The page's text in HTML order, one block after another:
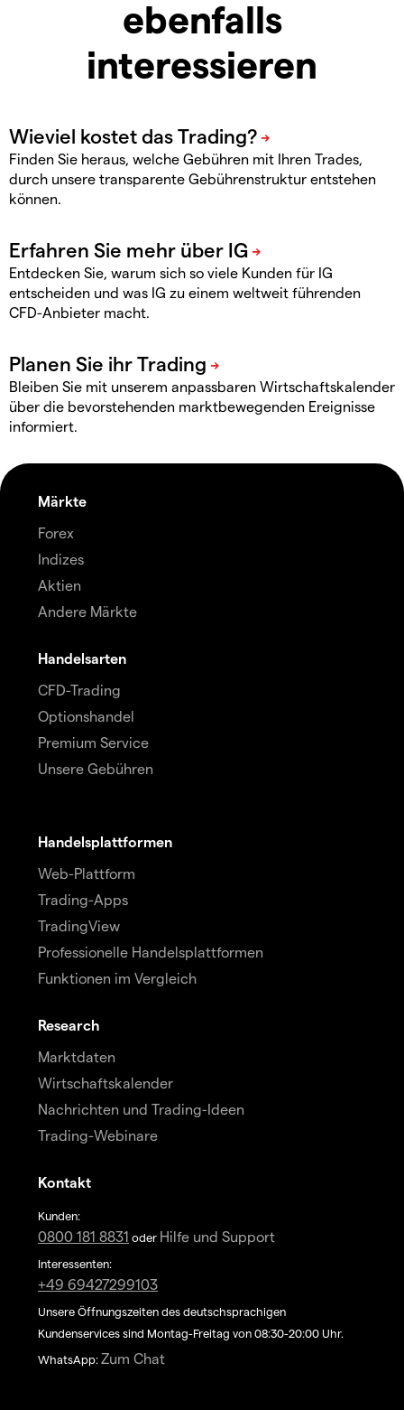
ebenfalls
interessieren
Finden Sie heraus, welche Gebühren mit Ihren Trades,
durch unsere transparente Gebührenstruktur entstehen
können.
Entdecken Sie, warum sich so viele Kunden für IG
entscheiden und was IG zu einem weltweit führenden
CFD-Anbieter macht.
Bleiben Sie mit unserem anpassbaren Wirtschaftskalender
über die bevorstehenden marktbewegenden Ereignisse
informiert.
Märkte
Forex
Indizes
Aktien
Andere Märkte
Handelsarten
CFD-Trading
Optionshandel
Premium Service
Unsere Gebühren
Handelsplattformen
Web-Plattform
Trading-Apps
TradingView
Professionelle Handelsplattformen
Funktionen im Vergleich
Research
Marktdaten
Wirtschaftskalender
Nachrichten und Trading-Ideen
Trading-Webinare
Kontakt
Kunden:
0800 181 8831 oder Hilfe und Support
Interessenten:
+49 69427299103
Unsere Öffnungszeiten des deutschsprachigen
Kundenservices sind Montag-Freitag von 08:30-20:00 Uhr.
WhatsApp: Zum Chat